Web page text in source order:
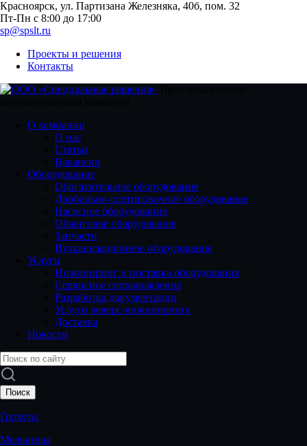
Красноярск, ул. Партизана Железняка, 40б, пом. 32
Пт-Пн с 8:00 до 17:00
sp@spslt.ru
Проекты и решения
Контакты
О компании
О нас
Статьи
Вакансии
Оборудование
Обогатительное оборудование
Дробильно-сортировочное оборудование
Насосное оборудование
Обжиговое оборудование
Запчасти
Вулканизационное оборудование
Услуги
Инжиниринг и поставка оборудования
Сервисное сопровождение
Разработка документации
Услуги реверс-инжиниринга
Доставка
Новости
Грохоты
Мельницы